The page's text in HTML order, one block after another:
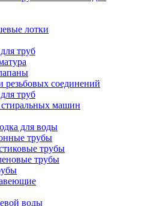
лотки
труб
резьбовых соединений
труб
машин
для воды
трубы
трубы
трубы
воды